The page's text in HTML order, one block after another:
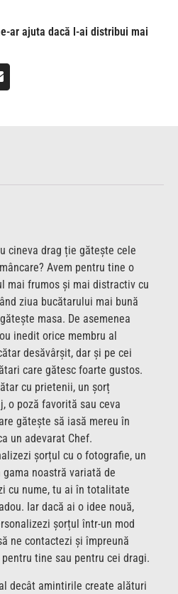
ar ajuta dacă l-ai distribui mai
cineva drag ție gătește cele
Avem pentru tine o
mai frumos și mai distractiv cu
ziua bucătarului mai bună
masa. De asemenea
inedit orice membru al
desăvârșit, dar și pe cei
care gătesc foarte gustos.
cu prietenii, un șorț
o poză favorită sau ceva
gătește să iasă mereu în
un adevarat Chef.
șorțul cu o fotografie, un
noastră variată de
cu nume, tu ai în totalitate
Iar dacă ai o idee nouă,
șorțul într-un mod
ne contactezi și împreună
tine sau pentru cei dragi.
decât amintirile create alături